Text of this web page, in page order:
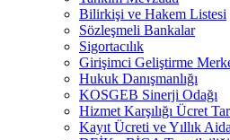
Bilirkişi ve Hakem Listesi
Sözleşmeli Bankalar
Sigortacılık
Girişimci Geliştirme
Hukuk Danışmanlığı
KOSGEB Sinerji Odağı
Hizmet Karşılığı Ücret
Kayıt Ücreti ve Yıllık